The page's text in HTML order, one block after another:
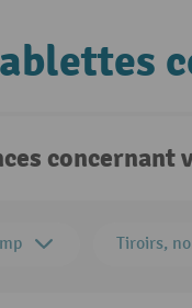
concernant
Tiroirs,